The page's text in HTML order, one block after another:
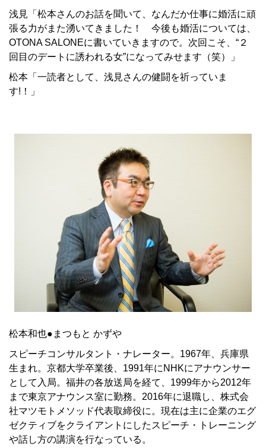
浅見「松本さんのお話を聞いて、なんだか仕事に婚活に頑
張る力がまた湧いてきました！ 今後も婚活については、
OTONA SALONEに書いていきますので。次回こそ、“２
回目のデートに誘われる女”になってみせます（笑）」
松本「一読者として、浅見さんの健闘を祈っていま
す!！」
松本和也●まつもと かずや
スピーチコンサルタント・ナレーター。1967年、兵庫県
生まれ。京都大学卒業後、1991年にNHKにアナウンサー
として入局。福井の各放送局を経て、1999年から2012年
まで東京アナウンス室に勤務。2016年に退職し、株式会
社マツモトメソッド代表取締役に。現在は主に企業のエグ
ゼクティブをクライアントにしたスピーチ・トレーニング
や話し方の講演を行なっている。